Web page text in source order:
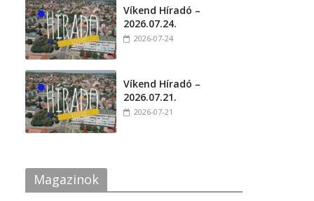
Víkend Híradó –
2026.07.24.
2026-07-24
Víkend Híradó –
2026.07.21.
2026-07-21
Magazinok